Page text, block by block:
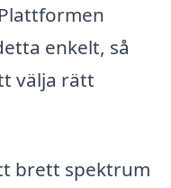
enkelt, så
välja rätt
brett spektrum